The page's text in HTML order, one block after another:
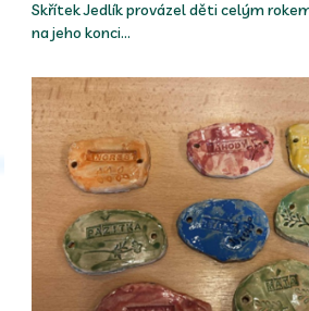
Skřítek Jedlík provázel děti celým
na jeho konci…